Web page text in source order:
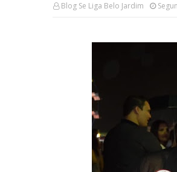
Blog Se Liga Belo Jardim